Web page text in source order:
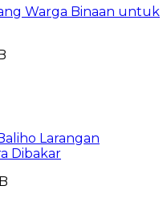
Warga Binaan untuk
Larangan
Dibakar